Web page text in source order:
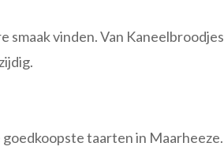
smaak vinden. Van Kaneelbroodjes
taarten in Maarheeze.